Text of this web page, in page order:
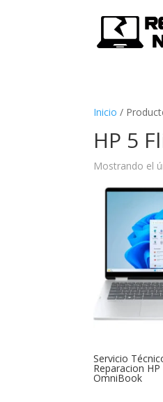
Inicio /
HP 5
Mostrando el
Servicio
Reparacion
OmniBook